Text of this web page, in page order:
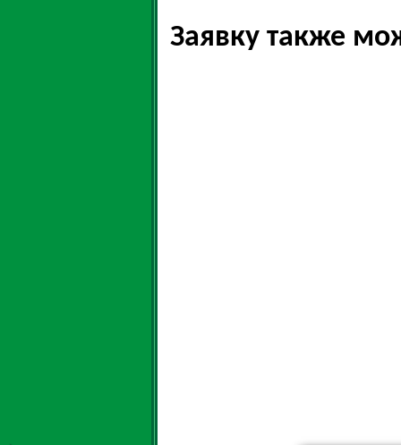
Заявку также